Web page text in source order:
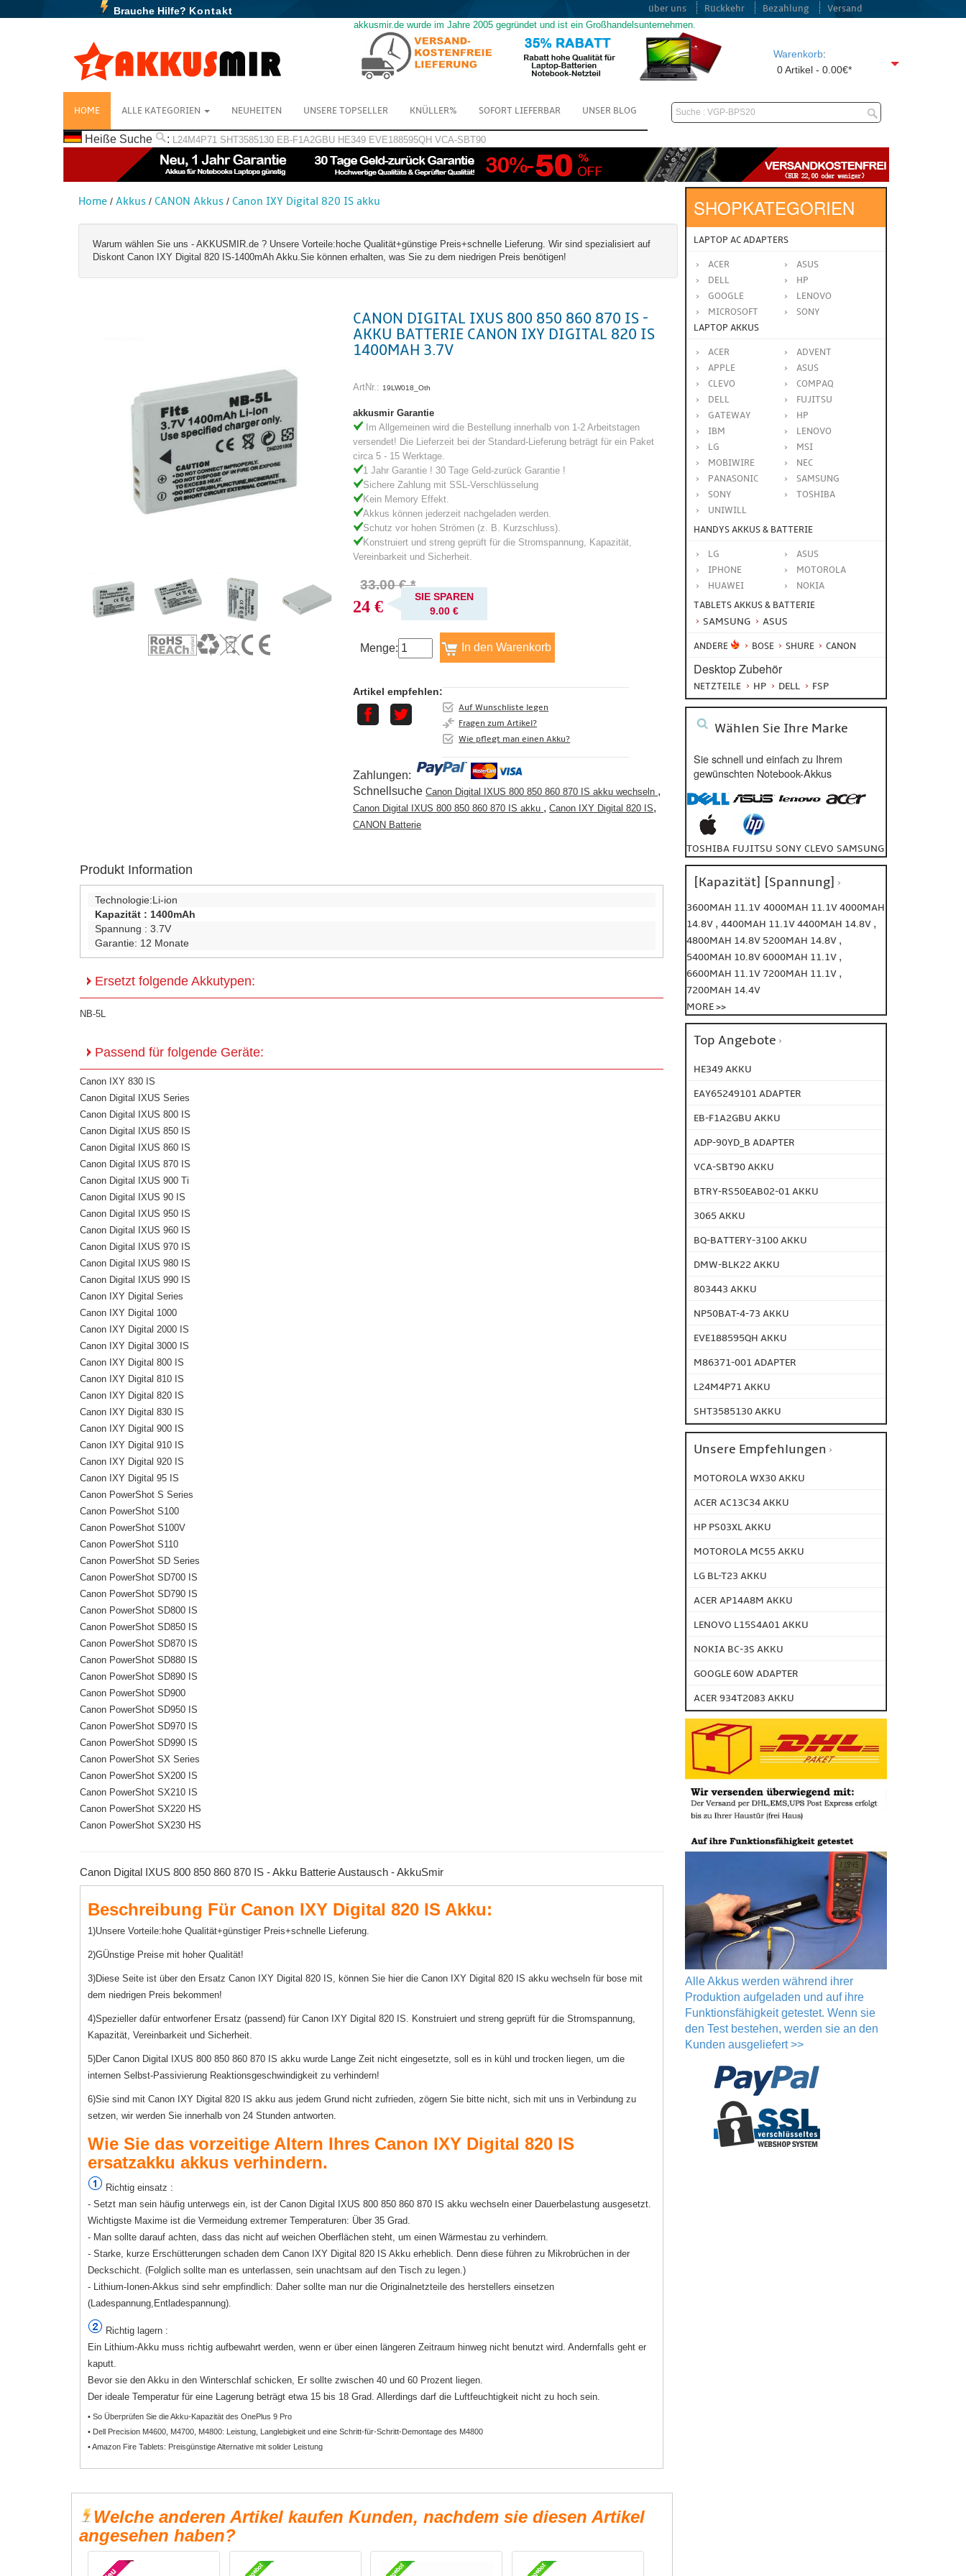
Brauche Hilfe? Kontakt über uns Rückkehr Bezahlung Versand
akkusmir.de wurde im Jahre 2005 gegründet und ist ein Großhandelsunternehmen.
Warenkorb:
0 Artikel - 0.00€*
HOME ALLE KATEGORIEN NEUHEITEN UNSERE TOPSELLER KNÜLLER% SOFORT LIEFERBAR UNSER BLOG
Heiße Suche : L24M4P71 SHT3585130 EB-F1A2GBU HE349 EVE188595QH VCA-SBT90
Home/ Akkus/ CANON Akkus/ Canon IXY Digital 820 IS akku
Warum wählen Sie uns - AKKUSMIR.de ? Unsere Vorteile:hoche Qualität+günstige Preis+schnelle Lieferung. Wir sind spezialisiert auf
Diskont Canon IXY Digital 820 IS-1400mAh Akku.Sie können erhalten, was Sie zu dem niedrigen Preis benötigen!
CANON DIGITAL IXUS 800 850 860 870 IS -
AKKU BATTERIE CANON IXY DIGITAL 820 IS
1400MAH 3.7V
ArtNr.: 19LW018_Oth
akkusmir Garantie
Im Allgemeinen wird die Bestellung innerhalb von 1-2 Arbeitstagen
versendet! Die Lieferzeit bei der Standard-Lieferung beträgt für ein Paket
circa 5 - 15 Werktage.
1 Jahr Garantie ! 30 Tage Geld-zurück Garantie !
Sichere Zahlung mit SSL-Verschlüsselung
Kein Memory Effekt.
Akkus können jederzeit nachgeladen werden.
Schutz vor hohen Strömen (z. B. Kurzschluss).
Konstruiert und streng geprüft für die Stromspannung, Kapazität,
Vereinbarkeit und Sicherheit.
33.00 € *
24 €
SIE SPAREN
9.00 €
Menge:
Artikel empfehlen:
Auf Wunschliste legen
Fragen zum Artikel?
Wie pflegt man einen Akku?
Zahlungen:
SchnellsucheCanon Digital IXUS 800 850 860 870 IS akku wechseln ,
Canon Digital IXUS 800 850 860 870 IS akku ,Canon IXY Digital 820 IS,
CANON Batterie
Produkt Information
Technologie:Li-ion
Kapazität : 1400mAh
Spannung :3.7V
Garantie: 12 Monate
Ersetzt folgende Akkutypen:
NB-5L
Passend für folgende Geräte:
Canon IXY 830 IS
Canon Digital IXUS Series
Canon Digital IXUS 800 IS
Canon Digital IXUS 850 IS
Canon Digital IXUS 860 IS
Canon Digital IXUS 870 IS
Canon Digital IXUS 900 Ti
Canon Digital IXUS 90 IS
Canon Digital IXUS 950 IS
Canon Digital IXUS 960 IS
Canon Digital IXUS 970 IS
Canon Digital IXUS 980 IS
Canon Digital IXUS 990 IS
Canon IXY Digital Series
Canon IXY Digital 1000
Canon IXY Digital 2000 IS
Canon IXY Digital 3000 IS
Canon IXY Digital 800 IS
Canon IXY Digital 810 IS
Canon IXY Digital 820 IS
Canon IXY Digital 830 IS
Canon IXY Digital 900 IS
Canon IXY Digital 910 IS
Canon IXY Digital 920 IS
Canon IXY Digital 95 IS
Canon PowerShot S Series
Canon PowerShot S100
Canon PowerShot S100V
Canon PowerShot S110
Canon PowerShot SD Series
Canon PowerShot SD700 IS
Canon PowerShot SD790 IS
Canon PowerShot SD800 IS
Canon PowerShot SD850 IS
Canon PowerShot SD870 IS
Canon PowerShot SD880 IS
Canon PowerShot SD890 IS
Canon PowerShot SD900
Canon PowerShot SD950 IS
Canon PowerShot SD970 IS
Canon PowerShot SD990 IS
Canon PowerShot SX Series
Canon PowerShot SX200 IS
Canon PowerShot SX210 IS
Canon PowerShot SX220 HS
Canon PowerShot SX230 HS
Canon Digital IXUS 800 850 860 870 IS - Akku Batterie Austausch - AkkuSmir
Beschreibung Für Canon IXY Digital 820 IS Akku:
1)Unsere Vorteile:hohe Qualität+günstiger Preis+schnelle Lieferung.
2)GÜnstige Preise mit hoher Qualität!
3)Diese Seite ist über den Ersatz Canon IXY Digital 820 IS, können Sie hier die Canon IXY Digital 820 IS akku wechseln für bose mit
dem niedrigen Preis bekommen!
4)Spezieller dafür entworfener Ersatz (passend) für Canon IXY Digital 820 IS. Konstruiert und streng geprüft für die Stromspannung,
Kapazität, Vereinbarkeit und Sicherheit.
5)Der Canon Digital IXUS 800 850 860 870 IS akku wurde Lange Zeit nicht eingesetzte, soll es in kühl und trocken liegen, um die
internen Selbst-Passivierung Reaktionsgeschwindigkeit zu verhindern!
6)Sie sind mit Canon IXY Digital 820 IS akku aus jedem Grund nicht zufrieden, zögern Sie bitte nicht, sich mit uns in Verbindung zu
setzen, wir werden Sie innerhalb von 24 Stunden antworten.
Wie Sie das vorzeitige Altern Ihres Canon IXY Digital 820 IS
ersatzakku akkus verhindern.
Richtig einsatz :
- Setzt man sein häufig unterwegs ein, ist der Canon Digital IXUS 800 850 860 870 IS akku wechseln einer Dauerbelastung ausgesetzt.
Wichtigste Maxime ist die Vermeidung extremer Temperaturen: Über 35 Grad.
- Man sollte darauf achten, dass das nicht auf weichen Oberflächen steht, um einen Wärmestau zu verhindern.
- Starke, kurze Erschütterungen schaden dem Canon IXY Digital 820 IS Akku erheblich. Denn diese führen zu Mikrobrüchen in der
Deckschicht. (Folglich sollte man es unterlassen, sein unachtsam auf den Tisch zu legen.)
- Lithium-Ionen-Akkus sind sehr empfindlich: Daher sollte man nur die Originalnetzteile des herstellers einsetzen
(Ladespannung,Entladespannung).
Richtig lagern :
Ein Lithium-Akku muss richtig aufbewahrt werden, wenn er über einen längeren Zeitraum hinweg nicht benutzt wird. Andernfalls geht er
kaputt.
Bevor sie den Akku in den Winterschlaf schicken, Er sollte zwischen 40 und 60 Prozent liegen.
Der ideale Temperatur für eine Lagerung beträgt etwa 15 bis 18 Grad. Allerdings darf die Luftfeuchtigkeit nicht zu hoch sein.
• So Überprüfen Sie die Akku-Kapazität des OnePlus 9 Pro
• Dell Precision M4600, M4700, M4800: Leistung, Langlebigkeit und eine Schritt-für-Schritt-Demontage des M4800
• Amazon Fire Tablets: Preisgünstige Alternative mit solider Leistung
Welche anderen Artikel kaufen Kunden, nachdem sie diesen Artikel
angesehen haben?
SHOPKATEGORIEN
LAPTOP AC ADAPTERS
ACER
ASUS
DELL
HP
GOOGLE
LENOVO
MICROSOFT
SONY
LAPTOP AKKUS
ACER
ADVENT
APPLE
ASUS
CLEVO
COMPAQ
DELL
FUJITSU
GATEWAY
HP
IBM
LENOVO
LG
MSI
MOBIWIRE
NEC
PANASONIC
SAMSUNG
SONY
TOSHIBA
UNIWILL
HANDYS AKKUS & BATTERIE
LG
ASUS
IPHONE
MOTOROLA
HUAWEI
NOKIA
TABLETS AKKUS & BATTERIE
SAMSUNG ASUS
ANDERE BOSE SHURE CANON
Desktop Zubehör
NETZTEILE HP DELL FSP
Wählen Sie Ihre Marke
Sie schnell und einfach zu Ihrem
gewünschten Notebook-Akkus
TOSHIBA FUJITSU SONY CLEVO SAMSUNG
[Kapazität] [Spannung]
3600MAH 11.1V 4000MAH 11.1V4000MAH
14.8V , 4400MAH 11.1V4400MAH 14.8V ,
4800MAH 14.8V 5200MAH 14.8V ,
5400MAH 10.8V6000MAH 11.1V ,
6600MAH 11.1V7200MAH 11.1V ,
7200MAH 14.4V
MORE >>
Top Angebote
HE349 AKKU
EAY65249101 ADAPTER
EB-F1A2GBU AKKU
ADP-90YD_B ADAPTER
VCA-SBT90 AKKU
BTRY-RS50EAB02-01 AKKU
3065 AKKU
BQ-BATTERY-3100 AKKU
DMW-BLK22 AKKU
803443 AKKU
NP50BAT-4-73 AKKU
EVE188595QH AKKU
M86371-001 ADAPTER
L24M4P71 AKKU
SHT3585130 AKKU
Unsere Empfehlungen
MOTOROLA WX30 AKKU
ACER AC13C34 AKKU
HP PS03XL AKKU
MOTOROLA MC55 AKKU
LG BL-T23 AKKU
ACER AP14A8M AKKU
LENOVO L15S4A01 AKKU
NOKIA BC-3S AKKU
GOOGLE 60W ADAPTER
ACER 934T2083 AKKU
Alle Akkus werden während ihrer
Produktion aufgeladen und auf ihre
Funktionsfähigkeit getestet. Wenn sie
den Test bestehen, werden sie an den
Kunden ausgeliefert >>